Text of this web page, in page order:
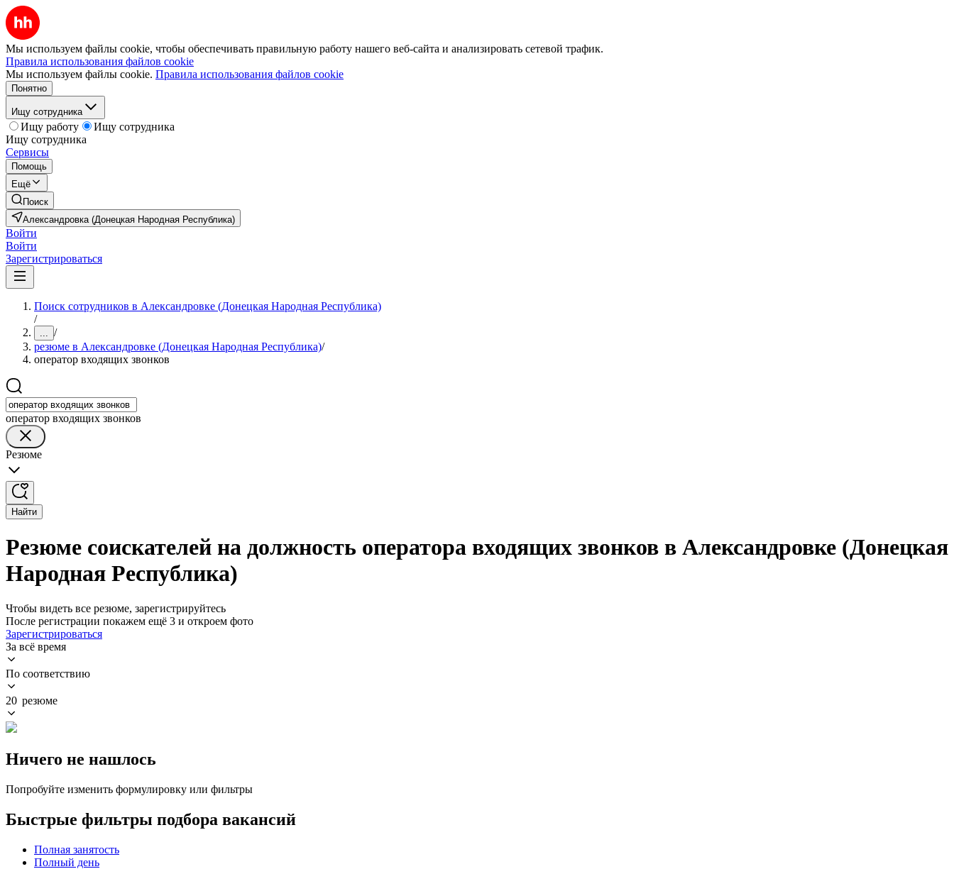
Мы используем файлы cookie, чтобы обеспечивать правильную работу нашего веб-сайта и анализировать сетевой трафик.
Правила использования файлов cookie
Мы используем файлы cookie. Правила использования файлов cookie
Понятно
Ищу сотрудника
Ищу работу
Ищу сотрудника
Ищу сотрудника
Сервисы
Помощь
Ещё
Поиск
Александровка (Донецкая Народная Республика)
Войти
Войти
Зарегистрироваться
Поиск сотрудников в Александровке (Донецкая Народная Республика)
/
... /
резюме в Александровке (Донецкая Народная Республика)/
оператор входящих звонков
оператор входящих звонков
Резюме
Найти
Резюме соискателей на должность оператора входящих звонков в Александровке (Донецкая
Народная Республика)
Чтобы видеть все резюме, зарегистрируйтесь
После регистрации покажем ещё 3 и откроем фото
Зарегистрироваться
За всё время
По соответствию
20 резюме
Ничего не нашлось
Попробуйте изменить формулировку или фильтры
Быстрые фильтры подбора вакансий
Полная занятость
Полный день